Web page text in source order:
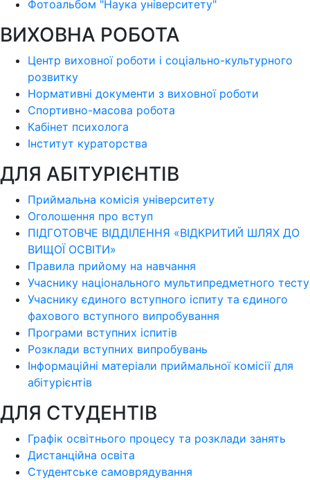
Фотоальбом "Наука університету"
ВИХОВНА РОБОТА
Центр виховної роботи і соціально-культурного
розвитку
Нормативні документи з виховної роботи
Спортивно-масова робота
Кабінет психолога
Інститут кураторства
ДЛЯ АБІТУРІЄНТІВ
Приймальна комісія університету
Оголошення про вступ
ПІДГОТОВЧЕ ВІДДІЛЕННЯ «ВІДКРИТИЙ ШЛЯХ ДО
ВИЩОЇ ОСВІТИ»
Правила прийому на навчання
Учаснику національного мультипредметного тесту
Учаснику єдиного вступного іспиту та єдиного
фахового вступного випробування
Програми вступних іспитів
Розклади вступних випробувань
Інформаційні матеріали приймальної комісії для
абітурієнтів
ДЛЯ СТУДЕНТІВ
Графік освітнього процесу та розклади занять
Дистанційна освіта
Студентське самоврядування